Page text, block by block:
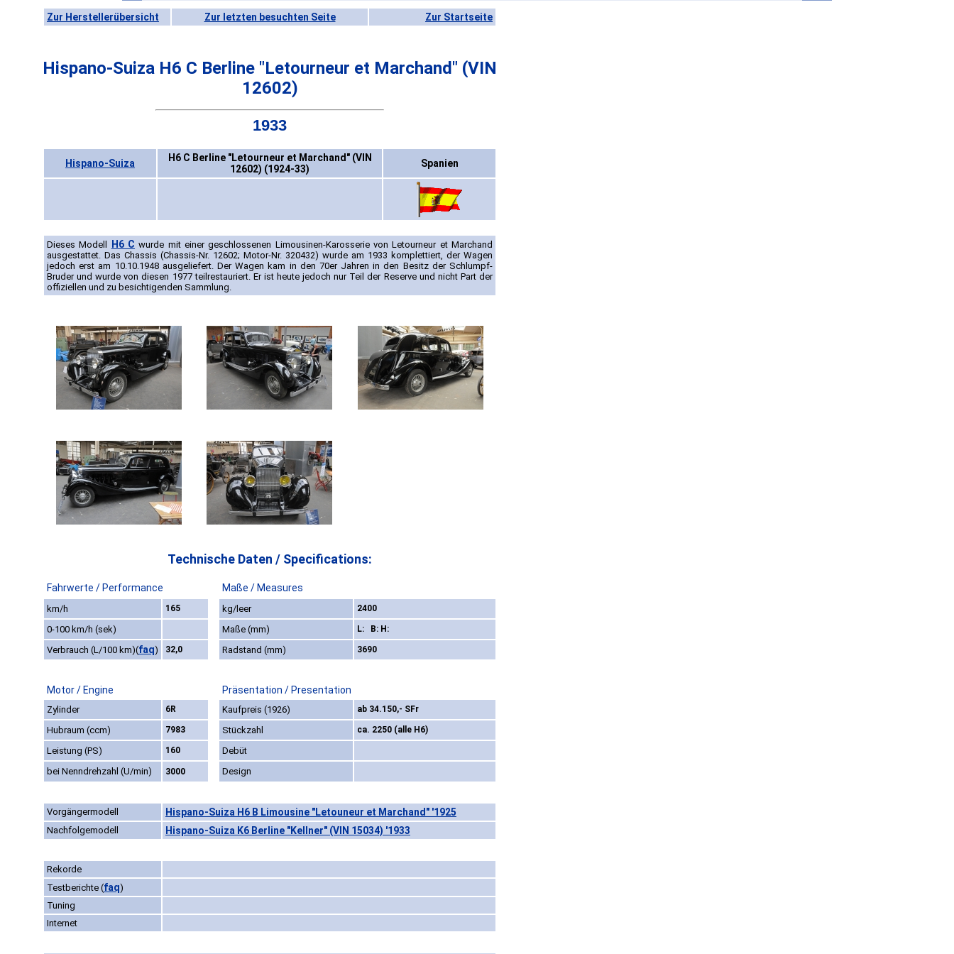
Zur Herstellerübersicht Zur letzten besuchten Seite Zur Startseite
Hispano-Suiza H6 C Berline "Letourneur et Marchand" (VIN
12602)
1933
Hispano-Suiza
H6 C Berline "Letourneur et Marchand" (VIN
12602) (1924-33)
Spanien
Dieses Modell H6 C wurde mit einer geschlossenen Limousinen-Karosserie von Letourneur et Marchand
ausgestattet. Das Chassis (Chassis-Nr. 12602; Motor-Nr. 320432) wurde am 1933 komplettiert, der Wagen
jedoch erst am 10.10.1948 ausgeliefert. Der Wagen kam in den 70er Jahren in den Besitz der Schlumpf-
Bruder und wurde von diesen 1977 teilrestauriert. Er ist heute jedoch nur Teil der Reserve und nicht Part der
offiziellen und zu besichtigenden Sammlung.
Technische Daten / Specifications:
Fahrwerte / Performance Maße / Measures
km/h 165 kg/leer 2400
0-100 km/h (sek) Maße (mm) L: B: H:
Verbrauch (L/100 km)(faq) 32,0 Radstand (mm) 3690
Motor / Engine Präsentation / Presentation
Zylinder 6R Kaufpreis (1926) ab 34.150,- SFr
Hubraum (ccm) 7983 Stückzahl ca. 2250 (alle H6)
Leistung (PS) 160
Debüt
bei Nenndrehzahl (U/min)
3000 Design
Vorgängermodell Hispano-Suiza H6 B Limousine "Letouneur et Marchand" '1925
Nachfolgemodell Hispano-Suiza K6 Berline "Kellner" (VIN 15034) '1933
Rekorde
Testberichte (faq)
Tuning
Internet